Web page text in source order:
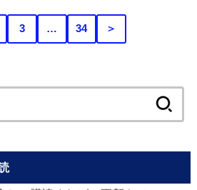
3 … 34 ＞
索: